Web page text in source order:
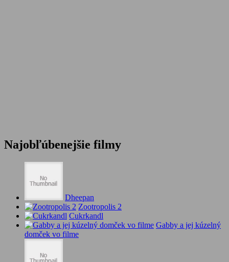
Najobľúbenejšie filmy
Dheepan
Zootropolis 2
Cukrkandl
Gabby a jej kúzelný
domček vo filme